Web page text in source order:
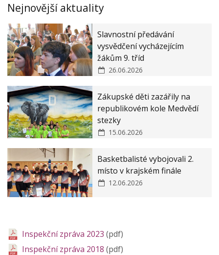
Ovoce, zelenina a mléko do škol
Women for Women - obědy pro děti
Modernizace školy
ZŠ a MŠ Zákupy JAK II
Nejnovější aktuality
Slavnostní předávání
vysvědčení vycházejícím
žákům 9. tříd
26.06.2026
Zákupské děti zazářily na
republikovém kole Medvědí
stezky
15.06.2026
Basketbalisté vybojovali 2.
místo v krajském finále
12.06.2026
Inspekční zpráva 2023 (pdf)
Inspekční zpráva 2018 (pdf)